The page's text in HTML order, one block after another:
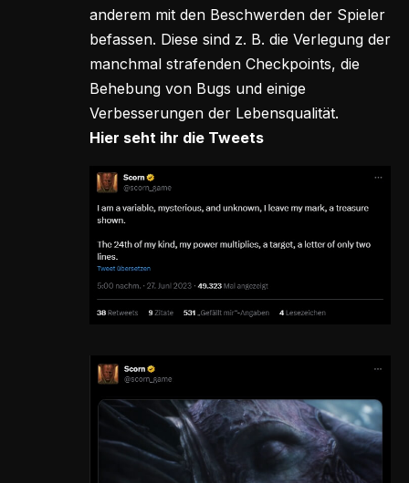
anderem mit den Beschwerden der Spieler
befassen. Diese sind z. B. die Verlegung der
manchmal strafenden Checkpoints, die
Behebung von Bugs und einige
Verbesserungen der Lebensqualität.
Hier seht ihr die Tweets